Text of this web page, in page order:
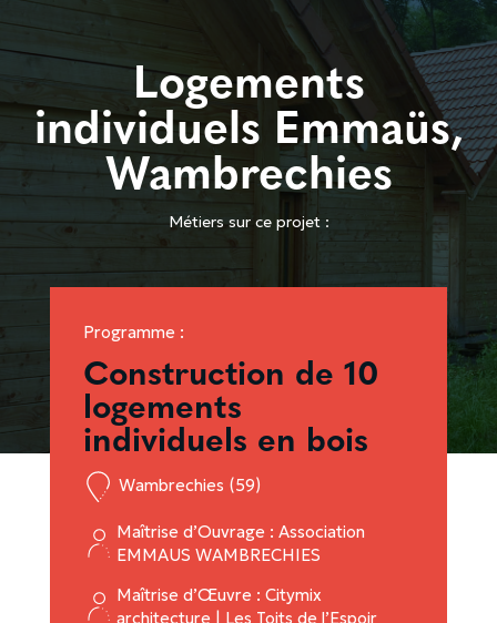
Logements
individuels Emmaüs,
Wambrechies
Métiers sur ce projet :
Programme :
Construction de 10
logements
individuels en bois
Wambrechies (59)
Maîtrise d’Ouvrage : Association
EMMAUS WAMBRECHIES
Maîtrise d’Œuvre : Citymix
architecture | Les Toits de l’Espoir